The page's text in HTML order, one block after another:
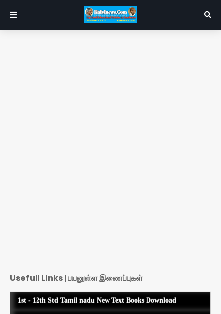
Usefull Links | பயனுள்ள இணைப்புகள்
1st - 12th Std Tamil nadu New Text Books Download